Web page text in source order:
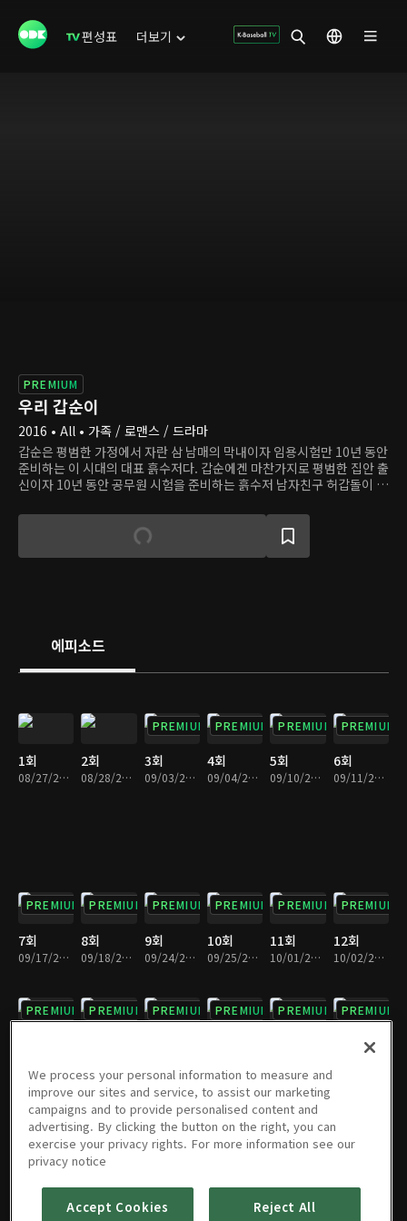
편성표 더보기
PREMIUM
우리 갑순이
2016 • All • 가족 / 로맨스 / 드라마
갑순은 평범한 가정에서 자란 삼 남매의 막내이자 임용시험만 10년 동안
준비하는 이 시대의 대표 흙수저다. 갑순에겐 마찬가지로 평범한 집안 출
신이자 10년 동안 공무원 시험을 준비하는 흙수저 남자친구 허갑돌이 있
신이 임신했다는 사실을 알게 된다. 고민 끝에 갑순과 갑돌은 양가 식구
모르게 동거를 시작하지만, 10년 동안 연인이었어도 함께 사는 건 무엇
하나 쉽지 않다. 게다가 동거 사실을 알게 된 양가 어른이 크게 갈등하면
에피소드
1회
08/27/2016 • 1시간 6분
2회
08/28/2016 • 1시간 4분
PREMIUM
3회
09/03/2016 • 1시간 5분
PREMIUM
4회
09/04/2016 • 1시간 6분
PREMIUM
5회
09/10/2016 • 1시간 4분
PREMIUM
6회
09/11/2016 • 1시간 6분
PREMIUM
7회
09/17/2016 • 1시간 3분
PREMIUM
8회
09/18/2016 • 1시간 6분
PREMIUM
9회
09/24/2016 • 1시간 5분
PREMIUM
10회
09/25/2016 • 1시간 4분
PREMIUM
11회
10/01/2016 • 1시간 5분
PREMIUM
12회
10/02/2016 • 1시간 5분
PREMIUM PREMIUM PREMIUM PREMIUM PREMIUM PREMIUM
PREMIUM
19회
10/29/2016 • 1시간 5분
PREMIUM
20회
PREMIUM
21회
PREMIUM
22회
PREMIUM
23회 24회
We process your personal information to measure and
improve our sites and service, to assist our marketing
campaigns and to provide personalised content and
advertising. By clicking the button on the right, you can
exercise your privacy rights. For more information see our
privacy notice
Accept Cookies Reject All